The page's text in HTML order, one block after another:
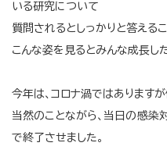
いる研究について
質問されるとしっかりと答える
こんな姿を見るとみんな成長し
今年は、コロナ渦ではあります
当然のことながら、当日の感染
で終了させました。